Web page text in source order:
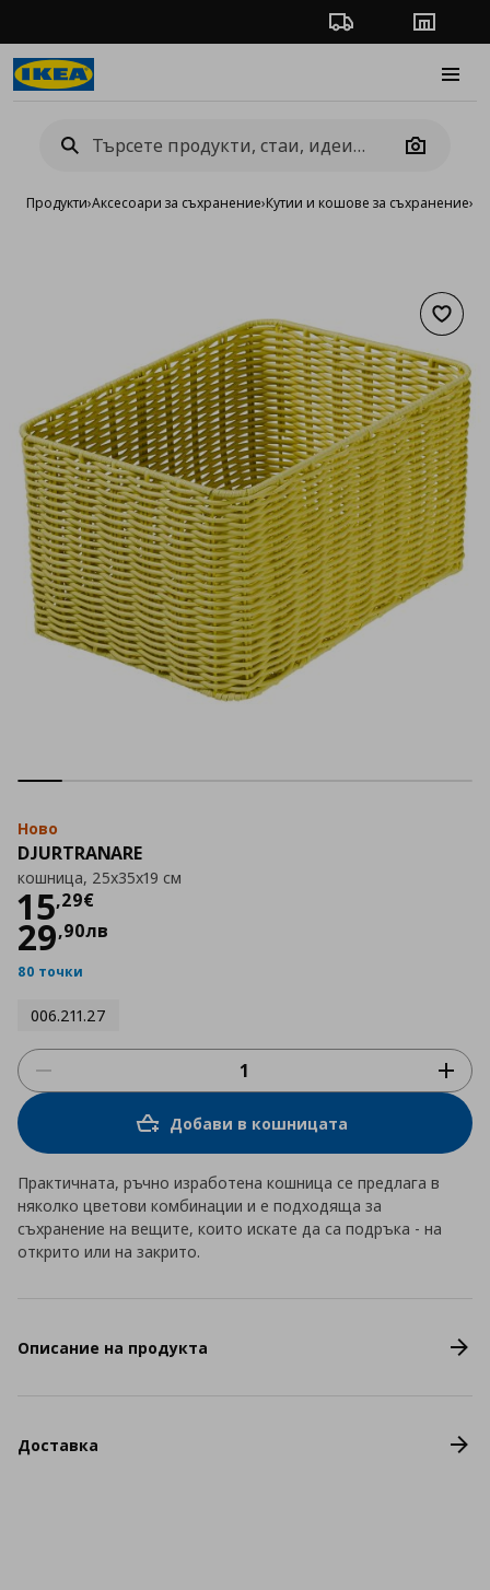
Проследяване на
Camera
Продукти›Аксесоари за съхранение›Кутии и кошове за съхранение›
Ново
DJURTRANARE
кошница, 25x35x19 см
15,29€
Цена
29,90лв
80 точки
006.211.27
Добави в кошницата
Практичната, ръчно изработена кошница се предлага в
няколко цветови комбинации и е подходяща за
съхранение на вещите, които искате да са подръка - на
открито или на закрито.
Описание на продукта
Доставка